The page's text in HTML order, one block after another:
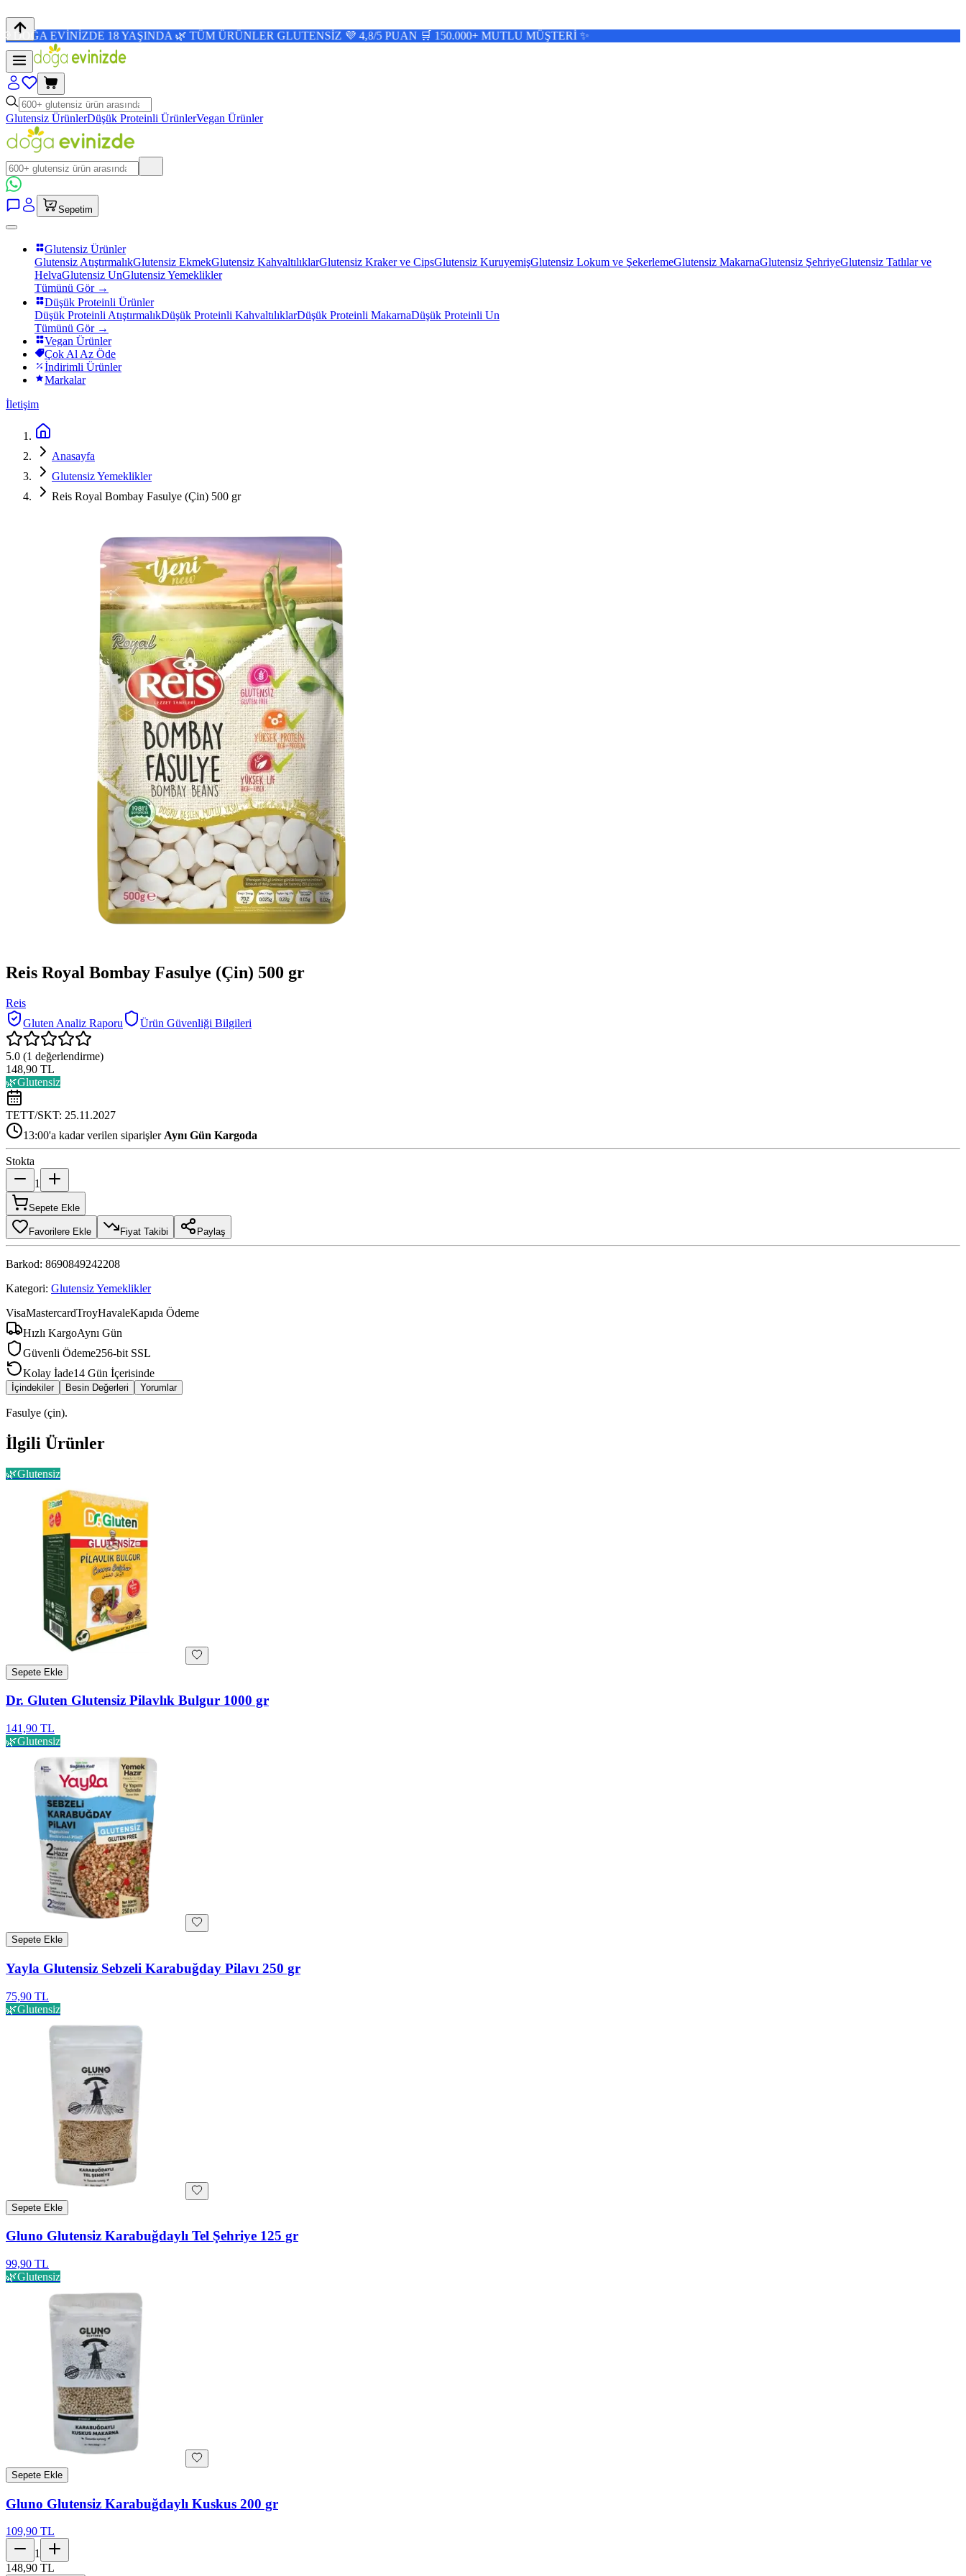
18 YAŞINDA 🌿 TÜM ÜRÜNLER GLUTENSİZ 💜 4,8/5 PUAN 🛒 150.000+ MUTLU MÜŞTERİ ✨
Glutensiz ÜrünlerDüşük Proteinli ÜrünlerVegan Ürünler
Sepetim
Glutensiz Ürünler
Glutensiz AtıştırmalıkGlutensiz EkmekGlutensiz KahvaltılıklarGlutensiz Kraker ve CipsGlutensiz KuruyemişGlutensiz Lokum ve ŞekerlemeGlutensiz MakarnaGlutensiz ŞehriyeGlutensiz Tatlılar ve
HelvaGlutensiz UnGlutensiz Yemeklikler
Tümünü Gör →
Düşük Proteinli Ürünler
Düşük Proteinli AtıştırmalıkDüşük Proteinli KahvaltılıklarDüşük Proteinli MakarnaDüşük Proteinli Un
Tümünü Gör →
Vegan Ürünler
Çok Al Az Öde
İndirimli Ürünler
Markalar
İletişim
Anasayfa
Glutensiz Yemeklikler
Reis Royal Bombay Fasulye (Çin) 500 gr
Reis Royal Bombay Fasulye (Çin) 500 gr
Reis
Gluten Analiz Raporu
Ürün Güvenliği Bilgileri
5.0 (1 değerlendirme)
148,90 TL
🌿Glutensiz
TETT/SKT: 25.11.2027
13:00'a kadar verilen siparişler Aynı Gün Kargoda
Stokta
1
Sepete Ekle
Favorilere Ekle Fiyat Takibi Paylaş
Barkod: 8690849242208
Kategori: Glutensiz Yemeklikler
VisaMastercardTroyHavaleKapıda Ödeme
Hızlı KargoAynı Gün
Güvenli Ödeme256-bit SSL
Kolay İade14 Gün İçerisinde
İçindekiler Besin Değerleri Yorumlar
Fasulye (çin).
İlgili Ürünler
🌿Glutensiz
Sepete Ekle
Dr. Gluten Glutensiz Pilavlık Bulgur 1000 gr
141,90 TL
🌿Glutensiz
Sepete Ekle
Yayla Glutensiz Sebzeli Karabuğday Pilavı 250 gr
75,90 TL
🌿Glutensiz
Sepete Ekle
Gluno Glutensiz Karabuğdaylı Tel Şehriye 125 gr
99,90 TL
🌿Glutensiz
Sepete Ekle
Gluno Glutensiz Karabuğdaylı Kuskus 200 gr
109,90 TL
1
148,90 TL